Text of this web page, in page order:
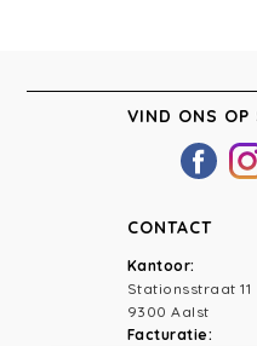
VIND ONS OP
CONTACT
Kantoor:
Stationsstraat 11
9300 Aalst
Facturatie: